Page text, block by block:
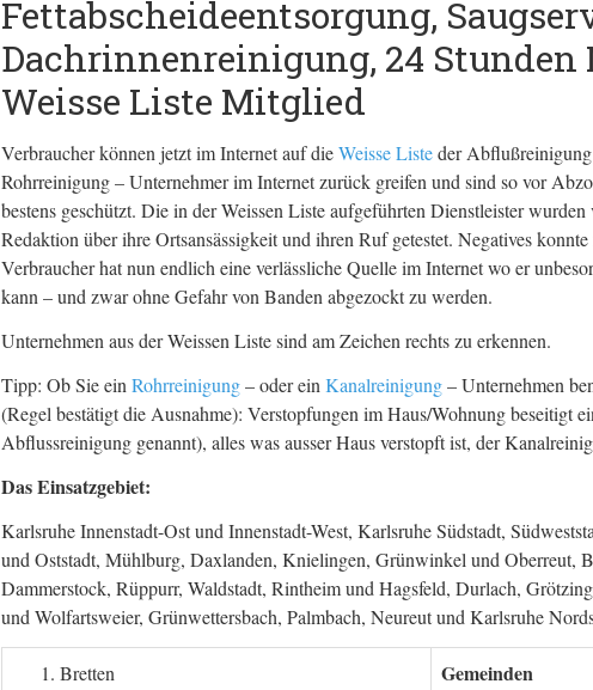
Fettabscheideentsorgung,
Dachrinnenreinigung, 24 Stunden
Weisse Liste Mitglied
Verbraucher können jetzt im Internet auf dieWeisse Listeder
Rohrreinigung – Unternehmer im Internet zurück greifen und sind so vor
bestens geschützt. Die in der Weissen Liste aufgeführten Dienstleister wurden
Redaktion über ihre Ortsansässigkeit und ihren Ruf getestet. Negatives
Verbraucher hat nun endlich eine verlässliche Quelle im Internet wo er
kann – und zwar ohne Gefahr von Banden abgezockt zu werden.
Unternehmen aus der Weissen Liste sind am Zeichen rechts zu erkennen.
Tipp: Ob Sie ein Rohrreinigung– oder ein Kanalreinigung– Unternehmen
(Regel bestätigt die Ausnahme): Verstopfungen im Haus/Wohnung beseitigt
Abflussreinigung genannt), alles was ausser Haus verstopft ist, der
Das Einsatzgebiet:
Karlsruhe Innenstadt-Ost und Innenstadt-West, Karlsruhe Südstadt,
und Oststadt, Mühlburg, Daxlanden, Knielingen, Grünwinkel und Oberreut,
Dammerstock, Rüppurr, Waldstadt, Rintheim und Hagsfeld, Durlach,
und Wolfartsweier, Grünwettersbach, Palmbach, Neureut und Karlsruhe
Bretten
Gemeinden